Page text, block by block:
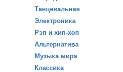
Танцевальная
Электроника
Рэп и хип-хоп
Альтернатива
Музыка мира
Классика